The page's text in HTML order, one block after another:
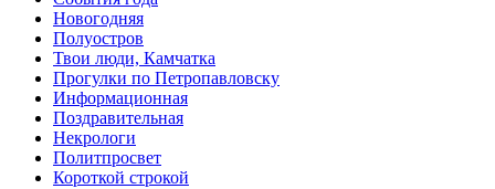
Новогодняя
Полуостров
Твои люди, Камчатка
Прогулки по Петропавловску
Информационная
Поздравительная
Некрологи
Политпросвет
Короткой строкой